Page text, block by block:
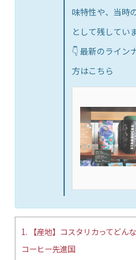
味特性や、当時
として残してい
👇 最新のライン
方はこちら
1. 【産地】コスタリカってどん
コーヒー先進国